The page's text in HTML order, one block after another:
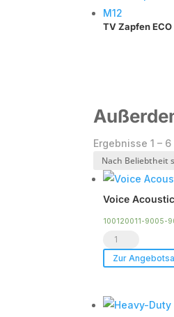
TV Zapfen ECO
Ergebnisse 1 –
Voice
100120011-9005-
Voice
Acoustic
Menge
Zur